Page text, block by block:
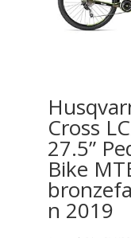
Cross
27.5”
Bike
n 2019